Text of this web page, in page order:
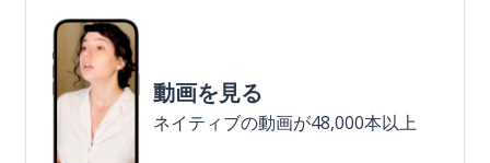
動画を見る
ネイティブの動画が48,000本以上